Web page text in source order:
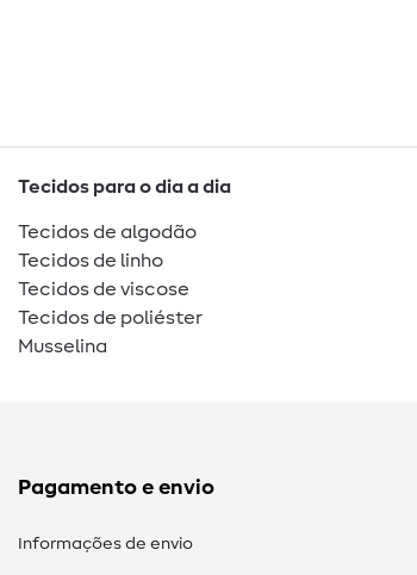
Tecidos para o dia a dia
Tecidos de algodão
Tecidos de linho
Tecidos de viscose
Tecidos de poliéster
Musselina
Pagamento e envio
Informações de envio